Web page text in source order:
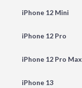
iPhone 12 Mini
iPhone 12 Pro
iPhone 12 Pro Max
iPhone 13